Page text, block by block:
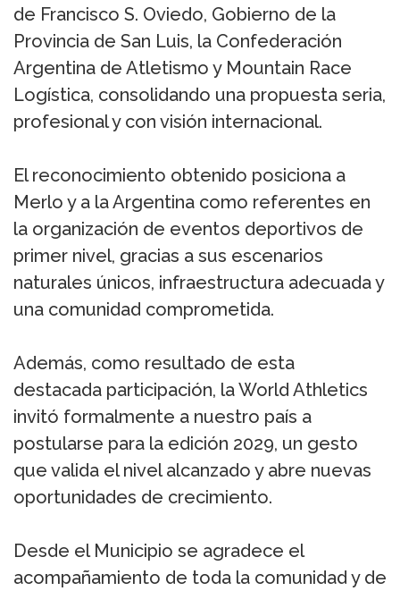
de Francisco S. Oviedo, Gobierno de la
Provincia de San Luis, la Confederación
Argentina de Atletismo y Mountain Race
Logística, consolidando una propuesta seria,
profesional y con visión internacional.
El reconocimiento obtenido posiciona a
Merlo y a la Argentina como referentes en
la organización de eventos deportivos de
primer nivel, gracias a sus escenarios
naturales únicos, infraestructura adecuada y
una comunidad comprometida.
Además, como resultado de esta
destacada participación, la World Athletics
invitó formalmente a nuestro país a
postularse para la edición 2029, un gesto
que valida el nivel alcanzado y abre nuevas
oportunidades de crecimiento.
Desde el Municipio se agradece el
acompañamiento de toda la comunidad y de